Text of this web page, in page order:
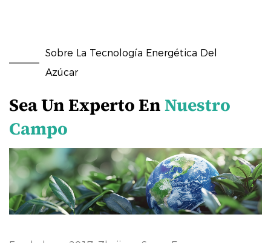
Sobre La Tecnología Energética Del
Azúcar
Sea Un Experto EnNuestro
Campo